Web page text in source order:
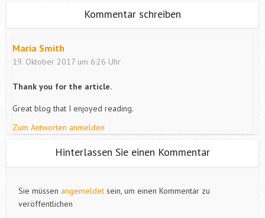
Kommentar schreiben
Maria Smith
19. Oktober 2017 um 6:26 Uhr
Thank you for the article.
Great blog that I enjoyed reading.
Zum Antworten anmelden
Hinterlassen Sie einen Kommentar
Sie müssen angemeldet sein, um einen Kommentar zu
veröffentlichen